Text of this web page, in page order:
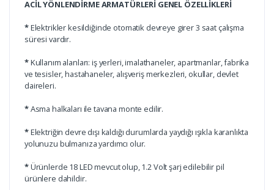
ACİL YÖNLENDİRME ARMATÜRLERİ GENEL ÖZELLİKLERİ
*Elektrikler kesildiğinde otomatik devreye girer 3 saat çalışma
süresi vardır.
*Kullanım alanları: iş yerleri, imalathaneler, apartmanlar, fabrika
ve tesisler, hastahaneler, alışveriş merkezleri, okullar, devlet
daireleri.
*Asma halkaları ile tavana monte edilir.
*Elektriğin devre dışı kaldığı durumlarda yaydığı ışıkla karanlıkta
yolunuzu bulmanıza yardımcı olur.
*Ürünlerde 18 LED mevcut olup, 1.2 Volt şarj edilebilir pil
ürünlere dahildir.